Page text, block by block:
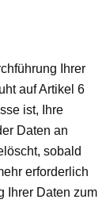
Ihrer
auf Artikel 6
ist, Ihre
Daten an
sobald
erforderlich
Ihrer Daten zum